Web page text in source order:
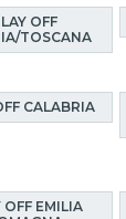
OFF
TOSCANA
CALABRIA
OFF EMILIA